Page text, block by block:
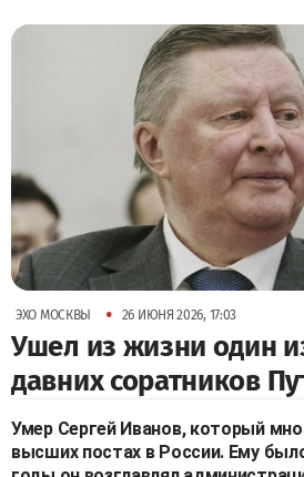
ЭХО МОСКВЫ • 26 ИЮНЯ 2026, 17:03
Ушел из жизни один
давних соратников
Умер Сергей Иванов, который
высших постах в России. Ему